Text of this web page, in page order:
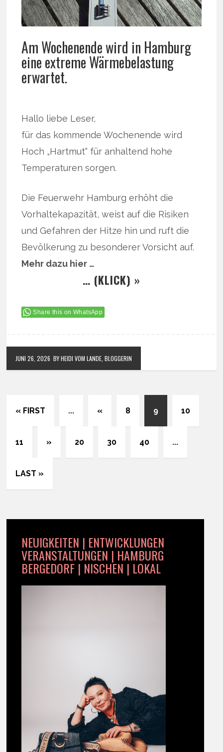
Am Wochenende wird in Hamburg
eine extreme Wärmebelastung
erwartet.
Hallo liebe Leser,
für das kommende Wochenende wird
Hoch „Hartmut“ für anhaltend hohe
Temperaturen sorgen.
Die Feuerwehr Hamburg erhöht die
Vorhaltekapazität, weist auf die Risiken
und Gefahren der Hitze hin und ruft die
Bevölkerung zu besonderer Vorsicht auf.
Mehr dazu hier …
… (KLICK) »
Share this on WhatsApp
JUNI 26, 2026 BY HEIDI VOM LANDE, BLOGGERIN
« FIRST ... « 8 9 10
11 » 20 30 40 ...
LAST »
NEUIGKEITEN | ENTWICKLUNGEN
VERANSTALTUNGEN | HAMBURG
BERGEDORF | NISCHEN | LOKAL